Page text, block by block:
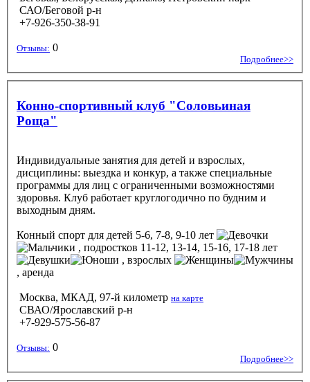
САО/Беговой р-н
+7-926-350-38-91
Отзывы: 0
Подробнее>>
Конно-спортивный клуб "Соловьиная
Роща"
Индивидуальные занятия для детей и взрослых,
дисциплины: выездка и конкур, а также специальные
программы для лиц с ограниченными возможностями
здоровья. Клуб работает круглогодично по будним и
выходным дням.
Конный спорт для детей 5-6, 7-8, 9-10 лет
, подростков 11-12, 13-14, 15-16, 17-18 лет
, взрослых
, аренда
Москва, МКАД, 97-й километр на карте
СВАО/Ярославский р-н
+7-929-575-56-87
Отзывы: 0
Подробнее>>